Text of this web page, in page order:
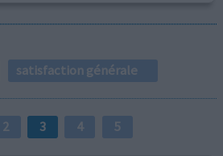
satisfaction générale
2 3 4 5